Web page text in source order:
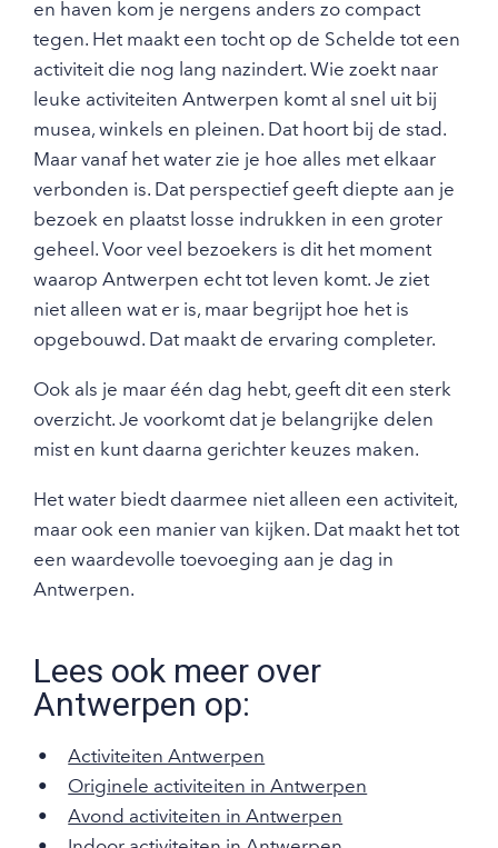
en haven kom je nergens anders zo compact
tegen. Het maakt een tocht op de Schelde tot een
activiteit die nog lang nazindert. Wie zoekt naar
leuke activiteiten Antwerpen komt al snel uit bij
musea, winkels en pleinen. Dat hoort bij de stad.
Maar vanaf het water zie je hoe alles met elkaar
verbonden is. Dat perspectief geeft diepte aan je
bezoek en plaatst losse indrukken in een groter
geheel. Voor veel bezoekers is dit het moment
waarop Antwerpen echt tot leven komt. Je ziet
niet alleen wat er is, maar begrijpt hoe het is
opgebouwd. Dat maakt de ervaring completer.
Ook als je maar één dag hebt, geeft dit een sterk
overzicht. Je voorkomt dat je belangrijke delen
mist en kunt daarna gerichter keuzes maken.
Het water biedt daarmee niet alleen een activiteit,
maar ook een manier van kijken. Dat maakt het tot
een waardevolle toevoeging aan je dag in
Antwerpen.
Lees ook meer over
Antwerpen op:
Activiteiten Antwerpen
Originele activiteiten in Antwerpen
Avond activiteiten in Antwerpen